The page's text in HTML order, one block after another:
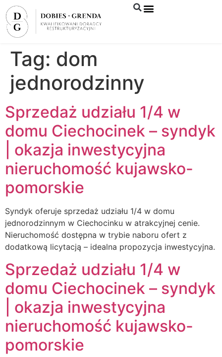
Tag: dom
jednorodzinny
Sprzedaż udziału 1/4 w
domu Ciechocinek – syndyk
| okazja inwestycyjna
nieruchomość kujawsko-
pomorskie
Syndyk oferuje sprzedaż udziału 1/4 w domu
jednorodzinnym w Ciechocinku w atrakcyjnej cenie.
Nieruchomość dostępna w trybie naboru ofert z
dodatkową licytacją – idealna propozycja inwestycyjna.
Sprzedaż udziału 1/4 w
domu Ciechocinek – syndyk
| okazja inwestycyjna
nieruchomość kujawsko-
pomorskie